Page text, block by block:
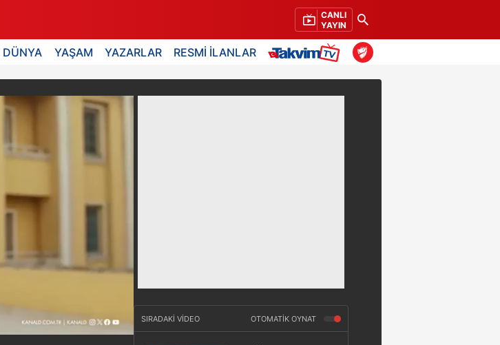
CANLI
YAYIN
DÜNYA YAŞAM YAZARLAR RESMİ İLANLAR
SIRADAKİ VİDEO OTOMATİK OYNAT